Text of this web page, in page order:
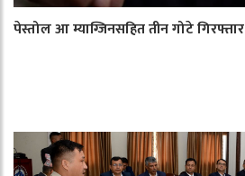
पेस्तोल आ म्याग्जिनसहित तीन गोटे गिरफ्तार